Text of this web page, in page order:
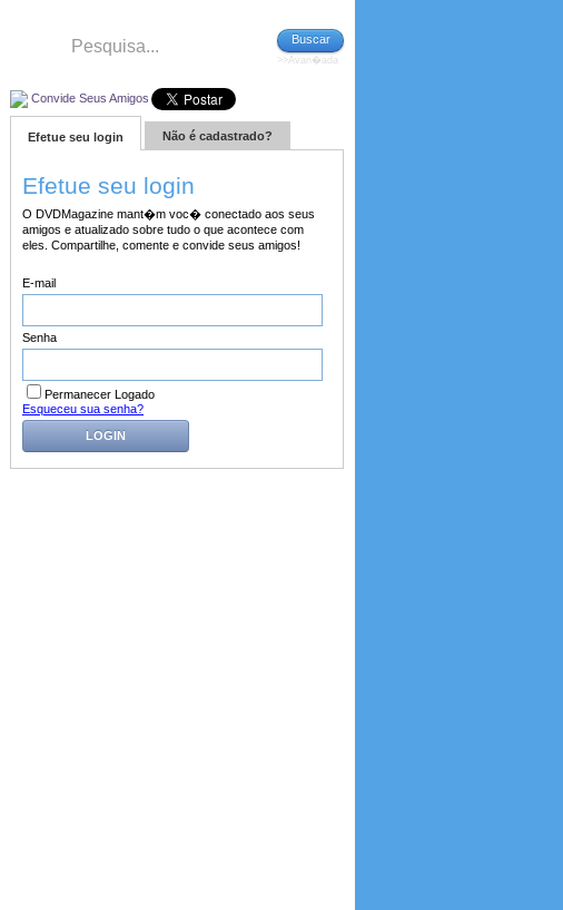
Buscar
>>Avan�ada
Convide Seus Amigos
Efetue seu login Não é cadastrado?
Efetue seu login
O DVDMagazine mant�m voc� conectado aos seus
amigos e atualizado sobre tudo o que acontece com
eles. Compartilhe, comente e convide seus amigos!
E-mail
Senha
Permanecer Logado
Esqueceu sua senha?
LOGIN